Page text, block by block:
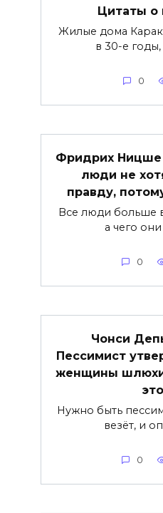
Цитаты о
Жилые дома
в 30-е
0
Фридрих Ницше
люди не
правду,
Все люди больше
а чего
0
Чонси
Пессимист
женщины
Нужно быть
везёт, и
0